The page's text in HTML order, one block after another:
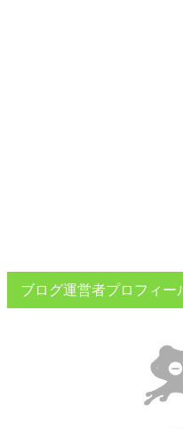
ブログ運営者プロフィー